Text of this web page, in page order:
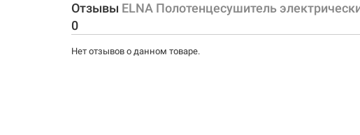
Максимальная температура:
Отзывы ELNA Полотенцесушитель
0
Нет отзывов о данном товаре.